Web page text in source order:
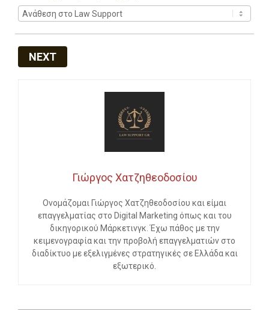
NEXT
Γιώργος Χατζηθεοδοσίου
Ονομάζομαι Γιώργος Χατζηθεοδοσίου και είμαι
επαγγελματίας στο Digital Marketing όπως και του
δικηγορικού Μάρκετινγκ. Έχω πάθος με την
κειμενογραφία και την προβολή επαγγελματιών στο
διαδίκτυο με εξελιγμένες στρατηγικές σε Ελλάδα και
εξωτερικό.